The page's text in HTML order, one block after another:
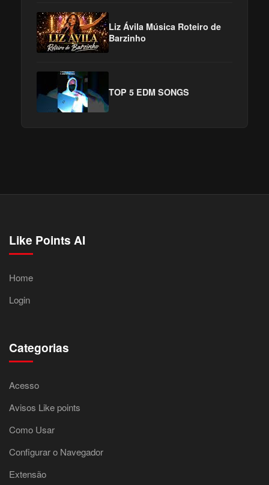
Liz Ávila Música Roteiro de
Barzinho
TOP 5 EDM SONGS
Like Points AI
Home
Login
Categorias
Acesso
Avisos Like points
Como Usar
Configurar o Navegador
Extensão